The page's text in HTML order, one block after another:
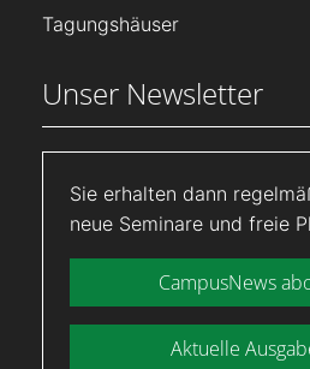
Tagungshäuser
Unser Newsletter
Sie erhalten dann
neue Seminare und freie
CampusNews
Aktuelle